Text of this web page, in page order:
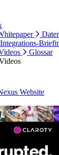
Integrations-
Glossar
Website